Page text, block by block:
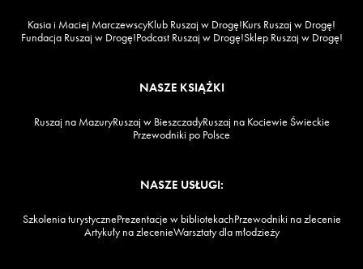
Kasia i Maciej MarczewscyKlub Ruszaj w Drogę!Kurs Ruszaj w Drogę!
Fundacja Ruszaj w Drogę!Podcast Ruszaj w Drogę!Sklep Ruszaj w Drogę!
NASZE KSIĄŻKI
Ruszaj na MazuryRuszaj w BieszczadyRuszaj na Kociewie Świeckie
Przewodniki po Polsce
NASZE USŁUGI:
Szkolenia turystycznePrezentacje w bibliotekachPrzewodniki na zlecenie
Artykuły na zlecenieWarsztaty dla młodzieży